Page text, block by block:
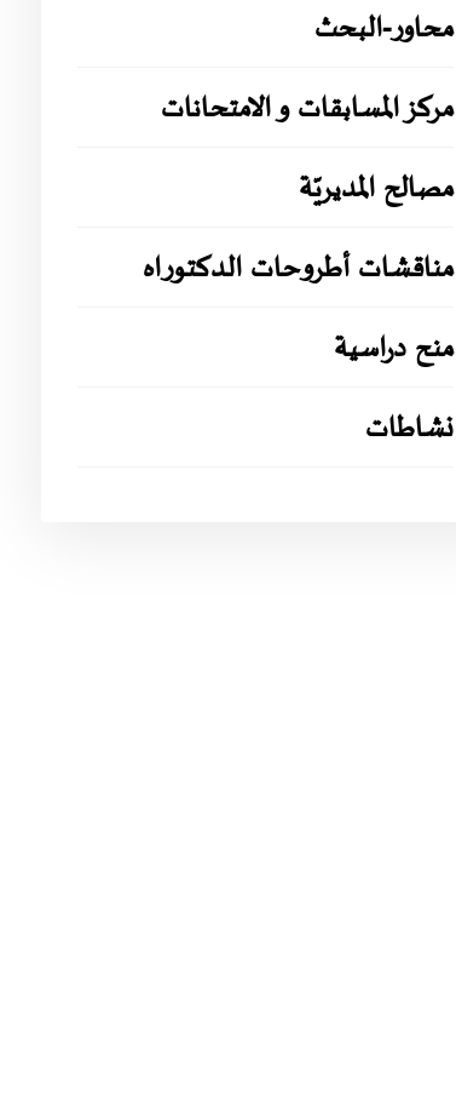
محاور-البحث
مركز المسابقات و الامتحانات
مصالح المديريّة
مناقشات أطروحات الدكتوراه
منح دراسية
نشاطات